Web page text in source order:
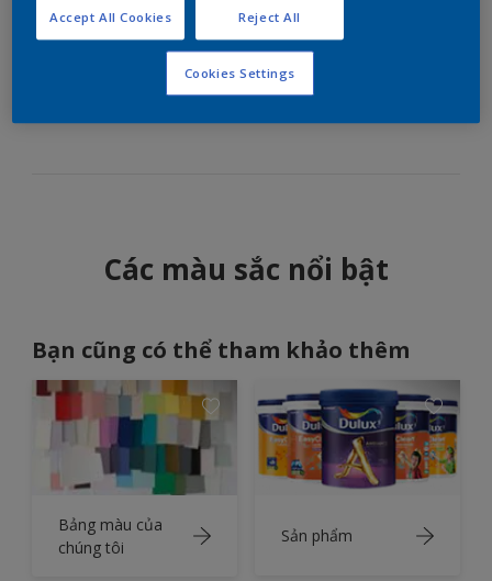
Lựa chọn màu trắng tinh tế để mang ánh sáng tự
Các màu sắc nổi bật
Bạn cũng có thể tham khảo thêm
Bảng màu của
chúng tôi
Sản phẩm
Reject All
Accept All Cookies
Cookies Settings